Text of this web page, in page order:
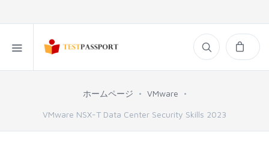
ホームページ VMware
VMware NSX-T Data Center Security Skills 2023